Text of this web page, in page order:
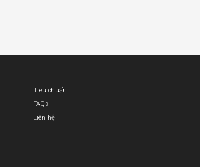
Tiêu chuẩn
FAQs
Liên hệ